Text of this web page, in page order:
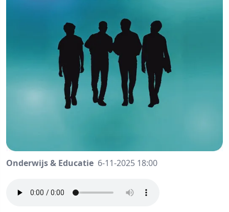
Onderwijs & Educatie 6-11-2025 18:00